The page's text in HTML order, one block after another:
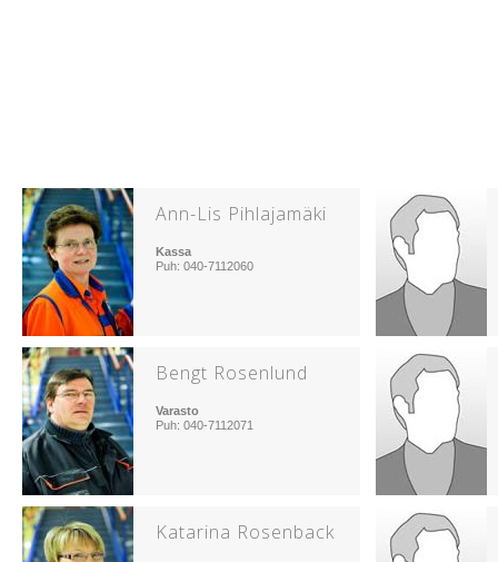
Ann-Lis Pihlajamäki
Kassa
Puh: 040-7112060
Bengt Rosenlund
Varasto
Puh: 040-7112071
Katarina Rosenback